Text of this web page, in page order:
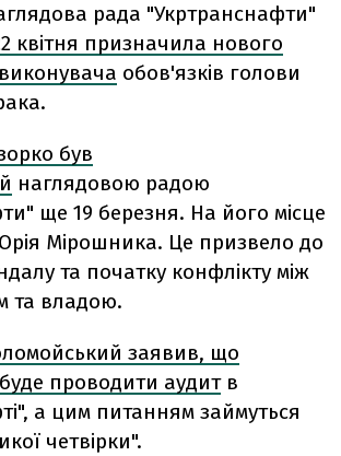
рада "Укртранснафти"
квітня призначила нового
обов'язків голови
був
наглядовою радою
ще 19 березня. На його місце
Мірошника. Це призвело до
та початку конфлікту між
та владою.
заявив, що
проводити аудитв
а цим питанням займуться
четвірки".